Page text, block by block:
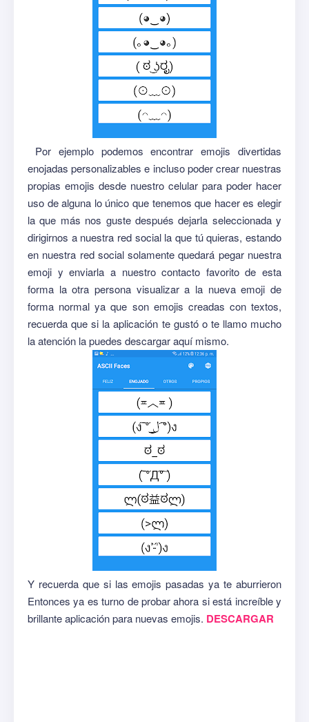
Por ejemplo podemos encontrar emojis divertidas
enojadas personalizables e incluso poder crear nuestras
propias emojis desde nuestro celular para poder hacer
uso de alguna lo único que tenemos que hacer es elegir
la que más nos guste después dejarla seleccionada y
dirigirnos a nuestra red social la que tú quieras, estando
en nuestra red social solamente quedará pegar nuestra
emoji y enviarla a nuestro contacto favorito de esta
forma la otra persona visualizar a la nueva emoji de
forma normal ya que son emojis creadas con textos,
recuerda que si la aplicación te gustó o te llamo mucho
la atención la puedes descargar aquí mismo.
Y recuerda que si las emojis pasadas ya te aburrieron
Entonces ya es turno de probar ahora si está increíble y
brillante aplicación para nuevas emojis. DESCARGAR